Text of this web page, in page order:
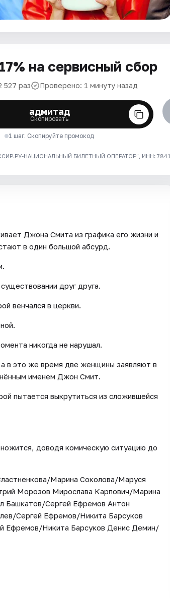
на сервисный сбор
527 раз Проверено: 1 минуту назад
адмитад
Скопировать
1 шаг. Скопируйте промокод
НАЦИОНАЛЬНЫЙ БИЛЕТНЫЙ ОПЕРАТОР", ИНН:
Джона Смита из графика его жизни и
в один большой абсурд.
друг друга.
венчался в церкви.
никогда не нарушал.
в это же время две женщины заявляют в
именем Джон Смит.
пытается выкрутиться из сложившейся
доводя комическую ситуацию до
Марина Соколова/Маруся
Морозов Мирослава Карпович/Марина
Башкатов/Сергей Ефремов Антон
Сергей Ефремов/Никита Барсуков
Ефремов/Никита Барсуков Денис Демин/